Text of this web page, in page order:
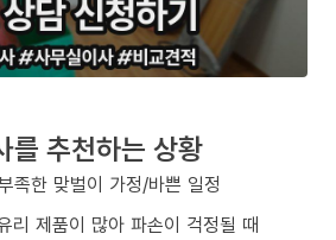
를 추천하는 상황
족한 맞벌이 가정/바쁜 일정
리 제품이 많아 파손이 걱정될 때